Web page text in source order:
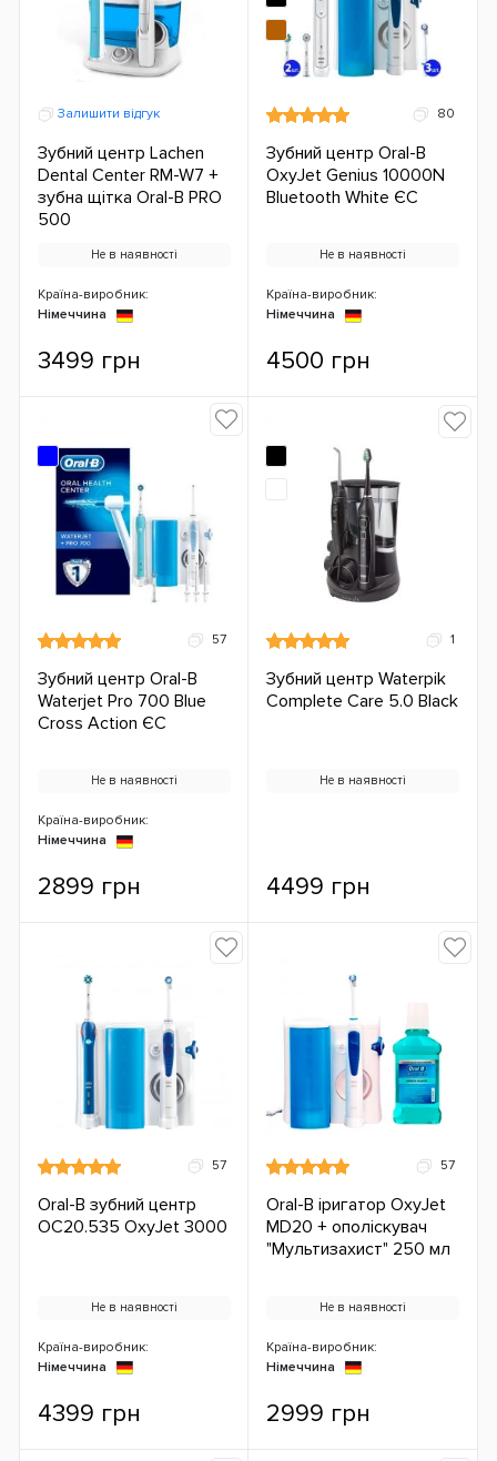
Залишити відгук
Зубний центр Lachen
Dental Center RM-W7 +
зубна щітка Oral-B PRO
500
Не в наявності
Країна-виробник:
Німеччина
3499 грн
80
Зубний центр Oral-B
OxyJet Genius 10000N
Bluetooth White ЄС
Не в наявності
Країна-виробник:
Німеччина
4500 грн
57
Зубний центр Oral-B
Waterjet Pro 700 Blue
Cross Action ЄС
Не в наявності
Країна-виробник:
Німеччина
2899 грн
1
Зубний центр Waterpik
Complete Care 5.0 Black
Не в наявності
4499 грн
57
Oral-B зубний центр
OC20.535 OxyJet 3000
Не в наявності
Країна-виробник:
Німеччина
4399 грн
57
Oral-B іригатор OxyJet
MD20 + ополіскувач
"Мультизахист" 250 мл
Не в наявності
Країна-виробник:
Німеччина
2999 грн